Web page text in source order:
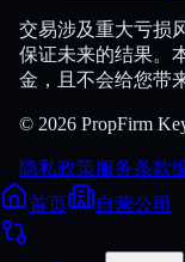
交易涉及重大亏损
保证未来的结果。
金，且不会给您带
© 2026 PropFirm
隐私政策服务条款
首页
自营公司